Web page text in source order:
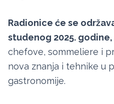
Radionice će se
studenog 2025. godine,
chefove, sommeliere i
nova znanja i tehnike u
gastronomije.